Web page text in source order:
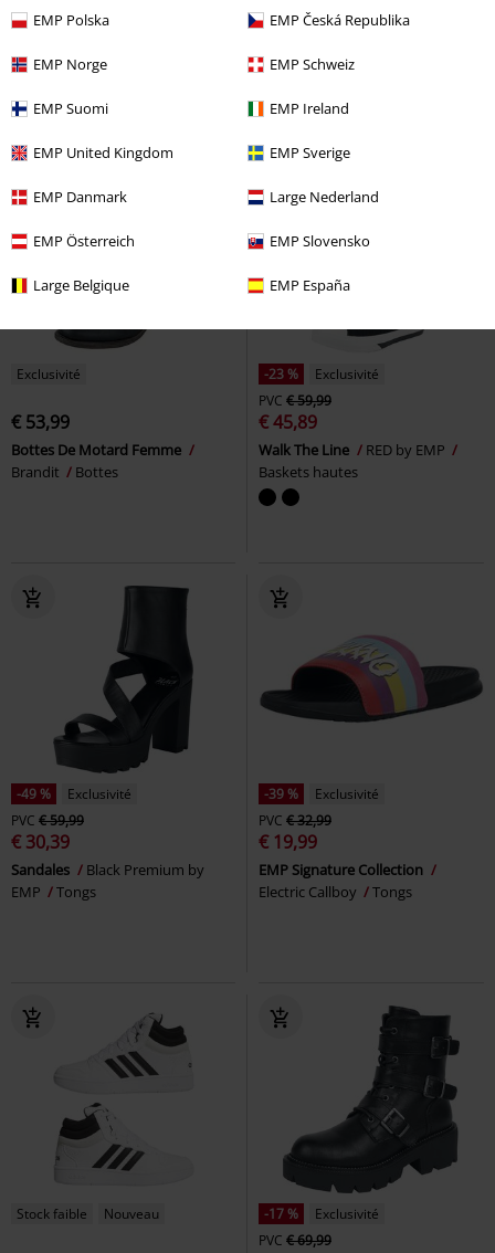
EMP Polska EMP Česká Republika
EMP Norge EMP Schweiz
EMP Suomi EMP Ireland
EMP United Kingdom EMP Sverige
EMP Danmark Large Nederland
EMP Österreich EMP Slovensko
Large Belgique EMP España
Alive And Kicking Walk The Line
RED by EMP
Exclusivité
€ 53,99
Bottes De Motard Femme
Brandit
Bottes
-23 %
Exclusivité
PVC € 59,99
€ 45,89
Walk The Line
RED by EMP
Baskets hautes
-49 %
Exclusivité
PVC € 59,99
€ 30,39
Sandales
Black Premium by
EMP
Tongs
-39 %
Exclusivité
PVC € 32,99
€ 19,99
EMP Signature Collection
Electric Callboy
Tongs
Stock faible Nouveau -17 %
Exclusivité
PVC € 69,99